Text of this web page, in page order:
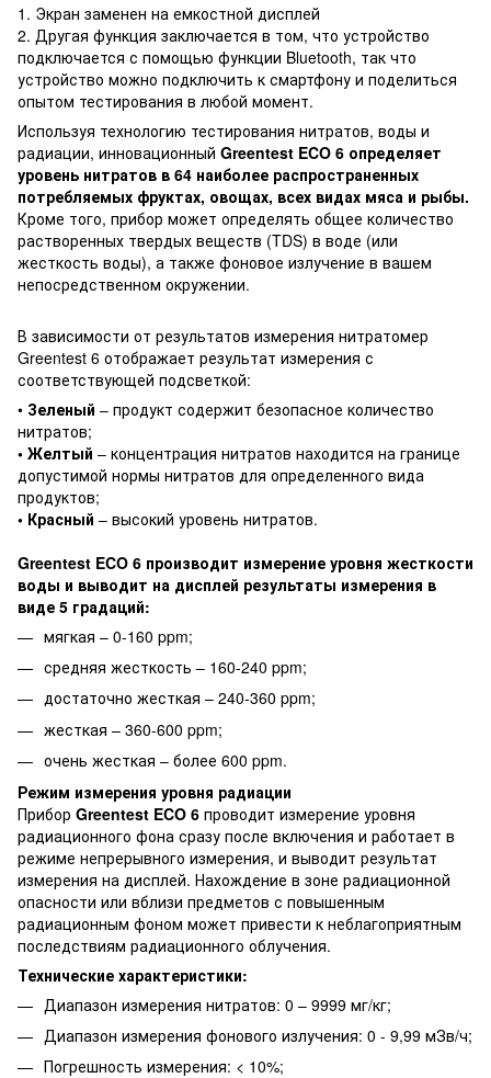
1. Экран заменен на емкостной дисплей
2. Другая функция заключается в том, что устройство
подключается с помощью функции Bluetooth, так что
устройство можно подключить к смартфону и поделиться
опытом тестирования в любой момент.
Используя технологию тестирования нитратов, воды и
радиации, инновационный Greentest ECO 6 определяет
уровень нитратов в 64 наиболее распространенных
потребляемых фруктах, овощах, всех видах мяса и рыбы.
Кроме того, прибор может определять общее количество
растворенных твердых веществ (TDS) в воде (или
жесткость воды), а также фоновое излучение в вашем
непосредственном окружении.
В зависимости от результатов измерения нитратомер
Greentest 6 отображает результат измерения с
соответствующей подсветкой:
• Зеленый – продукт содержит безопасное количество
нитратов;
• Желтый – концентрация нитратов находится на границе
допустимой нормы нитратов для определенного вида
продуктов;
• Красный – высокий уровень нитратов.
Greentest ECO 6 производит измерение уровня жесткости
воды и выводит на дисплей результаты измерения в
виде 5 градаций:
мягкая – 0-160 ppm;
средняя жесткость – 160-240 ppm;
достаточно жесткая – 240-360 ppm;
жесткая – 360-600 ppm;
очень жесткая – более 600 ppm.
Режим измерения уровня радиации
Прибор Greentest ECO 6 проводит измерение уровня
радиационного фона сразу после включения и работает в
режиме непрерывного измерения, и выводит результат
измерения на дисплей. Нахождение в зоне радиационной
опасности или вблизи предметов с повышенным
радиационным фоном может привести к неблагоприятным
последствиям радиационного облучения.
Технические характеристики:
Диапазон измерения нитратов: 0 – 9999 мг/кг;
Диапазон измерения фонового излучения: 0 - 9,99 мЗв/ч;
Погрешность измерения: < 10%;